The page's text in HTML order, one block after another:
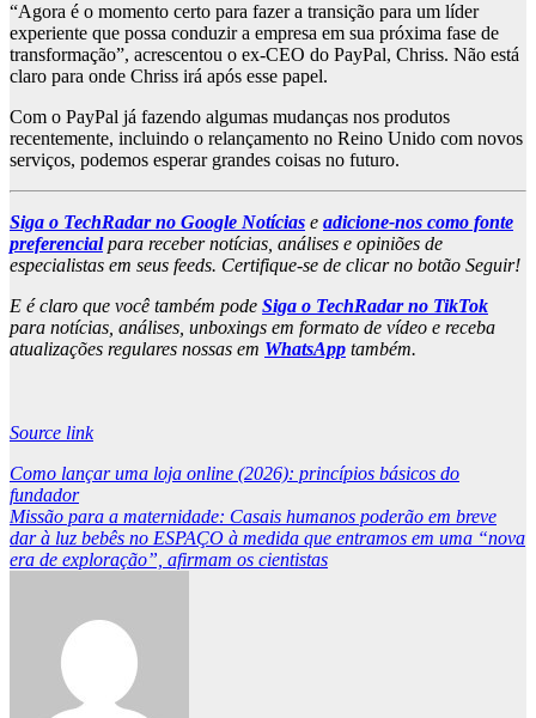
“Agora é o momento certo para fazer a transição para um líder
experiente que possa conduzir a empresa em sua próxima fase de
transformação”, acrescentou o ex-CEO do PayPal, Chriss. Não está
claro para onde Chriss irá após esse papel.
Com o PayPal já fazendo algumas mudanças nos produtos
recentemente, incluindo o relançamento no Reino Unido com novos
serviços, podemos esperar grandes coisas no futuro.
Siga o TechRadar no Google Notícias e adicione-nos como fonte
preferencialpara receber notícias, análises e opiniões de
especialistas em seus feeds. Certifique-se de clicar no botão Seguir!
E é claro que você também pode Siga o TechRadar no TikTok
para notícias, análises, unboxings em formato de vídeo e receba
atualizações regulares nossas em WhatsApp também.
Source link
Post
navigation
Como lançar uma loja online (2026): princípios básicos do
fundador
Missão para a maternidade: Casais humanos poderão em breve
dar à luz bebês no ESPAÇO à medida que entramos em uma “nova
era de exploração”, afirmam os cientistas